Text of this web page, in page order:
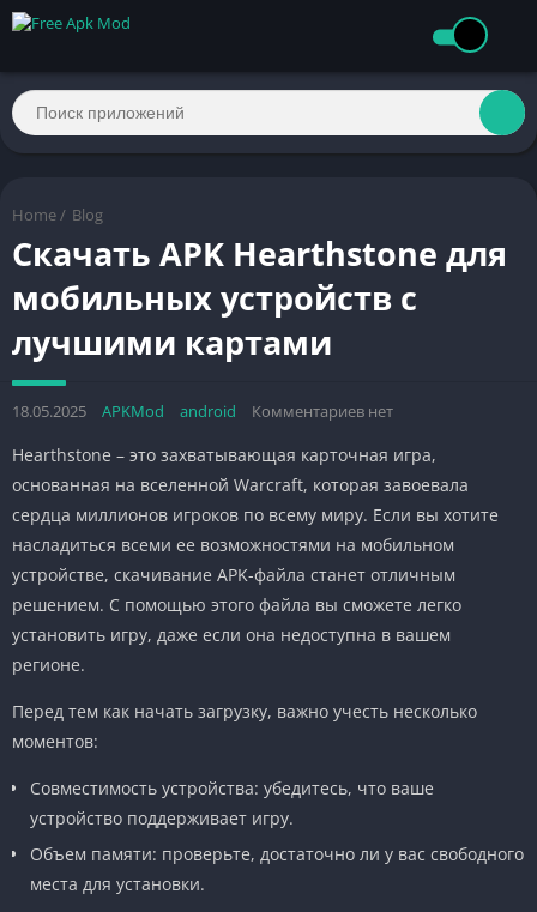
Home / Blog
Скачать APK Hearthstone для
мобильных устройств с
лучшими картами
18.05.2025 APKMod android Комментариев нет
Hearthstone – это захватывающая карточная игра,
основанная на вселенной Warcraft, которая завоевала
сердца миллионов игроков по всему миру. Если вы хотите
насладиться всеми ее возможностями на мобильном
устройстве, скачивание APK-файла станет отличным
решением. С помощью этого файла вы сможете легко
установить игру, даже если она недоступна в вашем
регионе.
Перед тем как начать загрузку, важно учесть несколько
моментов:
Совместимость устройства: убедитесь, что ваше
устройство поддерживает игру.
Объем памяти: проверьте, достаточно ли у вас свободного
места для установки.